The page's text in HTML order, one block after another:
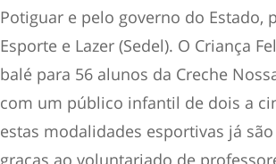
Potiguar e pelo governo do Estado,
Esporte e Lazer (Sedel). O Criança
balé para 56 alunos da Creche
com um público infantil de dois a
estas modalidades esportivas já
graças ao voluntariado de